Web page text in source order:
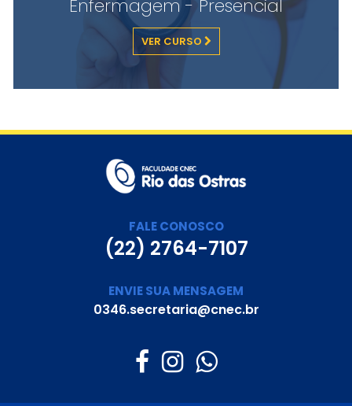
Enfermagem - Presencial
VER CURSO
FALE CONOSCO
(22) 2764-7107
ENVIE SUA MENSAGEM
0346.secretaria@cnec.br